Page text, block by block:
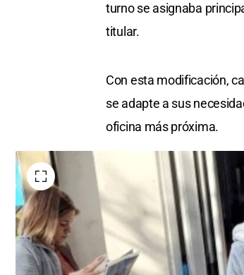
turno se asignaba
titular.
Con esta modificación,
se adapte a sus
oficina más próxima.